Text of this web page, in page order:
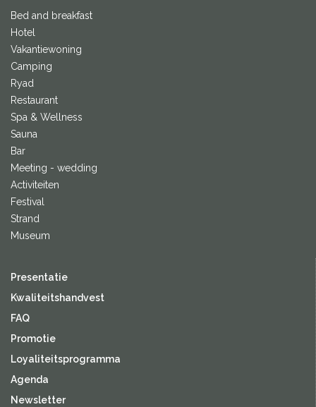
Bed and breakfast
Hotel
Vakantiewoning
Camping
Ryad
Restaurant
Spa & Wellness
Sauna
Bar
Meeting - wedding
Activiteiten
Festival
Strand
Museum
Presentatie
Kwaliteitshandvest
FAQ
Promotie
Loyaliteitsprogramma
Agenda
Newsletter